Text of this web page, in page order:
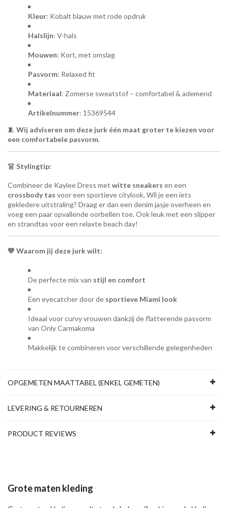
Kleur: Kobalt blauw met rode opdruk
Halslijn: V-hals
Mouwen: Kort, met omslag
Pasvorm: Relaxed fit
Materiaal: Zomerse sweatstof – comfortabel & ademend
Artikelnummer: 15369544
🧵 Wij adviseren om deze jurk één maat groter te kiezen voor
een comfortabele pasvorm.
👗 Stylingtip:
Combineer de Kaylee Dress met witte sneakers en een
crossbody tas voor een sportieve citylook. Wil je een iets
gekledere uitstraling? Draag er dan een denim jasje overheen en
voeg een paar opvallende oorbellen toe. Ook leuk met een slipper
en strandtas voor een relaxte beach day!
💙 Waarom jij deze jurk wilt:
De perfecte mix van stijl en comfort
Een eyecatcher door de sportieve Miami look
Ideaal voor curvy vrouwen dankzij de flatterende pasvorm
van Only Carmakoma
Makkelijk te combineren voor verschillende gelegenheden
OPGEMETEN MAATTABEL (ENKEL GEMETEN)
LEVERING & RETOURNEREN
PRODUCT REVIEWS
Grote maten kleding